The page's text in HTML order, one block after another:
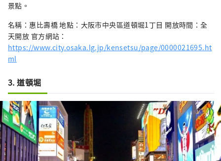
景點。
名稱：惠比壽橋 地點：大阪市中央區道頓堀1丁目 開放時間：全
天開放 官方網站：
https://www.city.osaka.lg.jp/kensetsu/page/0000021695.ht
ml
3. 道頓堀